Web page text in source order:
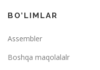
BO’LIMLAR
Assembler
Boshqa maqolalalr